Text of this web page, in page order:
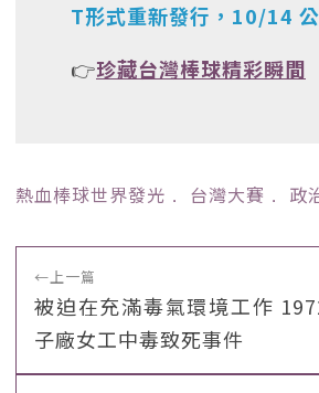
T形式重新發行，10/14 公
👉珍藏台灣棒球精彩瞬間
熱血棒球世界發光 ﹒ 台灣大賽 ﹒ 政
←上一篇
被迫在充滿毒氣環境工作
子廠女工中毒致死事件